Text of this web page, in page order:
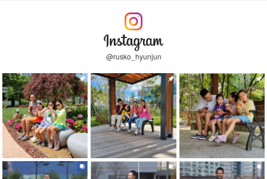
@rusko_hyunjun